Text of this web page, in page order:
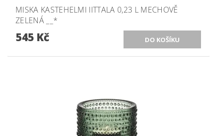
MISKA KASTEHELMI IITTALA 0,23 L MECHOVĚ
ZELENÁ __*
545 Kč